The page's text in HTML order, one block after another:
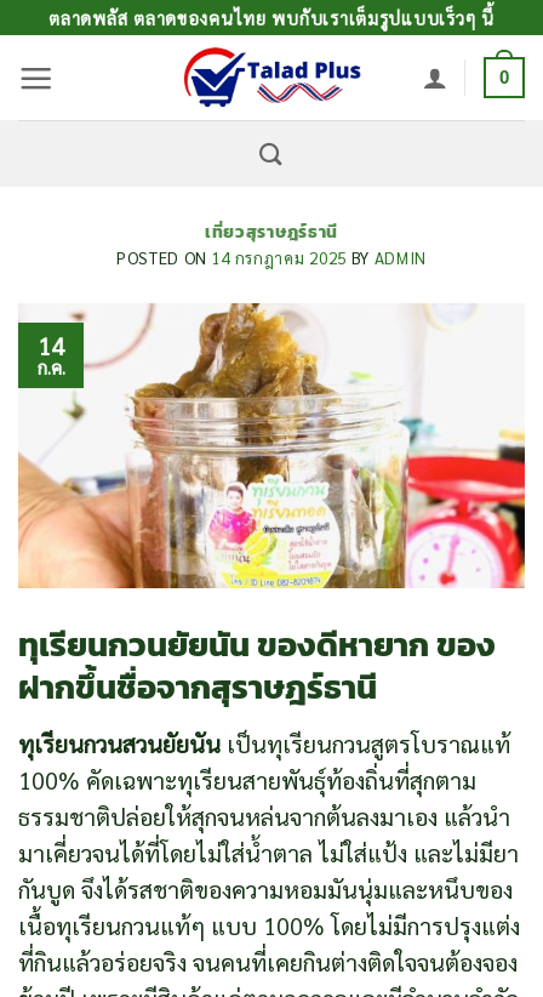
ยัง
เนื้อหา
ตลาดพลัส ตลาดของคนไทย พบกับเราเต็มรูปแบบเร็วๆ นี้
0
เที่ยวสุราษฎร์ธานี
POSTED ON 14 กรกฎาคม 2025 BY ADMIN
14
ก.ค.
ทุเรียนกวนยัยนัน ของดีหายาก ของ
ฝากขึ้นชื่อจากสุราษฎร์ธานี
ทุเรียนกวนสวนยัยนัน เป็นทุเรียนกวนสูตรโบราณแท้
100% คัดเฉพาะทุเรียนสายพันธุ์ท้องถิ่นที่สุกตาม
ธรรมชาติปล่อยให้สุกจนหล่นจากต้นลงมาเอง แล้วนำ
มาเคี่ยวจนได้ที่โดยไม่ใส่น้ำตาล ไม่ใส่แป้ง และไม่มียา
กันบูด จึงได้รสชาติของความหอมมันนุ่มและหนึบของ
เนื้อทุเรียนกวนแท้ๆ แบบ 100% โดยไม่มีการปรุงแต่ง
ที่กินแล้วอร่อยจริง จนคนที่เคยกินต่างติดใจจนต้องจอง